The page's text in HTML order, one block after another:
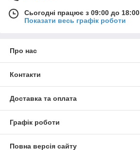
Сьогодні працює з 09:00 до 18:00
Показати весь графік роботи
Про нас
Контакти
Доставка та оплата
Графік роботи
Повна версія сайту